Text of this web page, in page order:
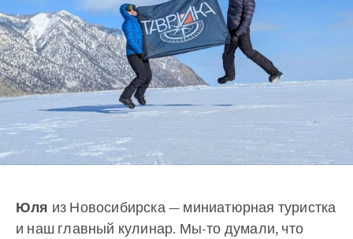
Юля из Новосибирска — миниатюрная туристка
и наш главный кулинар. Мы-то думали, что